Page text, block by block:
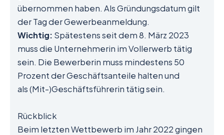
übernommen haben. Als Gründungsdatum gilt
der Tag der Gewerbeanmeldung.
Wichtig: Spätestens seit dem 8. März 2023
muss die Unternehmerin im Vollerwerb tätig
sein. Die Bewerberin muss mindestens 50
Prozent der Geschäftsanteile halten und
als (Mit-)Geschäftsführerin tätig sein.
Rückblick
Beim letzten Wettbewerb im Jahr 2022 gingen